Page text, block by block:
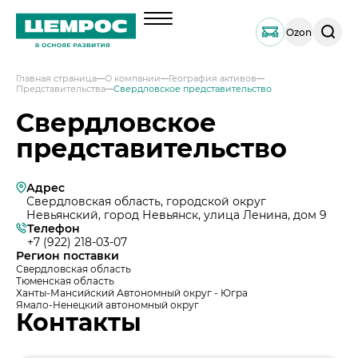
Ozon
Поиск
по
Главная страница О компании
География активов
Представительства
Свердловское представительство
Свердловское
представительство
Адрес
Свердловская область, городской округ
Невьянский, город Невьянск, улица Ленина, дом 9
Телефон
+7 (922) 218-03-07
Регион поставки
Свердловская область
Тюменская область
Ханты-Мансийский Автономный округ - Югра
Ямало-Ненецкий автономный округ
Контакты
Менеджмент
Документы
Наши компетенции и возможности
Решения по сегментам строительства
Продукция
Навальный цемент
Тарированный цемент
Портландцемент ЦЕМРОС 500 ЭКСТРА
Услуги
Техническая поддержка
Сервисная поддержка
Инвесторам
Выпуск 1